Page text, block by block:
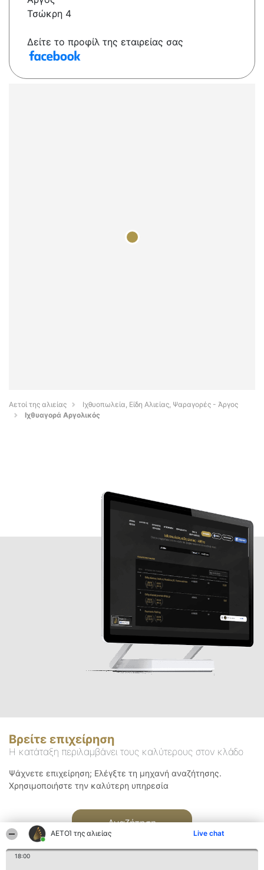
ΑΕΤΟΊ της αλιείας Live chat
18:00
Τσώκρη 4
Δείτε το προφίλ της εταιρείας σας
Αετοί της αλιείας
Ιχθυοπωλεία, Είδη Αλιείας, Ψαραγορές - Άργος
Ιχθυαγορά Αργολικός
Βρείτε επιχείρηση
Η κατάταξη περιλαμβάνει τους καλύτερους στον κλάδο
Ψάχνετε επιχείρηση; Ελέγξτε τη μηχανή αναζήτησης.
Χρησιμοποιήστε την καλύτερη υπηρεσία
Αναζήτηση